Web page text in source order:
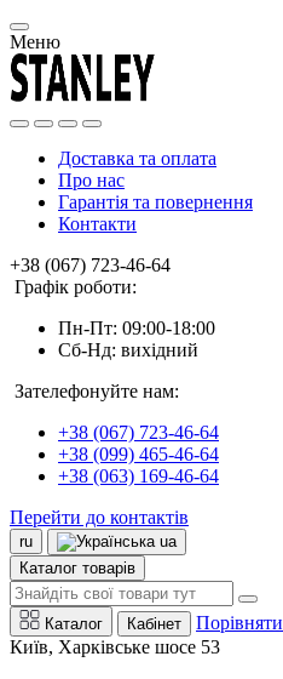
Меню
Доставка та оплата
Про нас
Гарантія та повернення
Контакти
+38 (067) 723-46-64
Графік роботи:
Пн-Пт: 09:00-18:00
Сб-Нд: вихідний
Зателефонуйте нам:
+38 (067) 723-46-64
+38 (099) 465-46-64
+38 (063) 169-46-64
Перейти до контактів
ru
ua
Каталог товарів
Каталог Кабінет Порівняти
Київ, Харківське шосе 53